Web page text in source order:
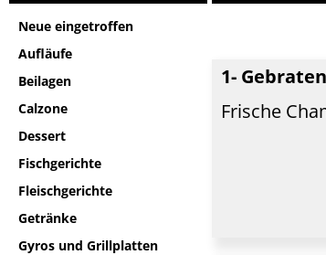
Neue eingetroffen
Aufläufe
Beilagen
Calzone
Dessert
Fischgerichte
Fleischgerichte
Getränke
Gyros und Grillplatten
1-
Frische